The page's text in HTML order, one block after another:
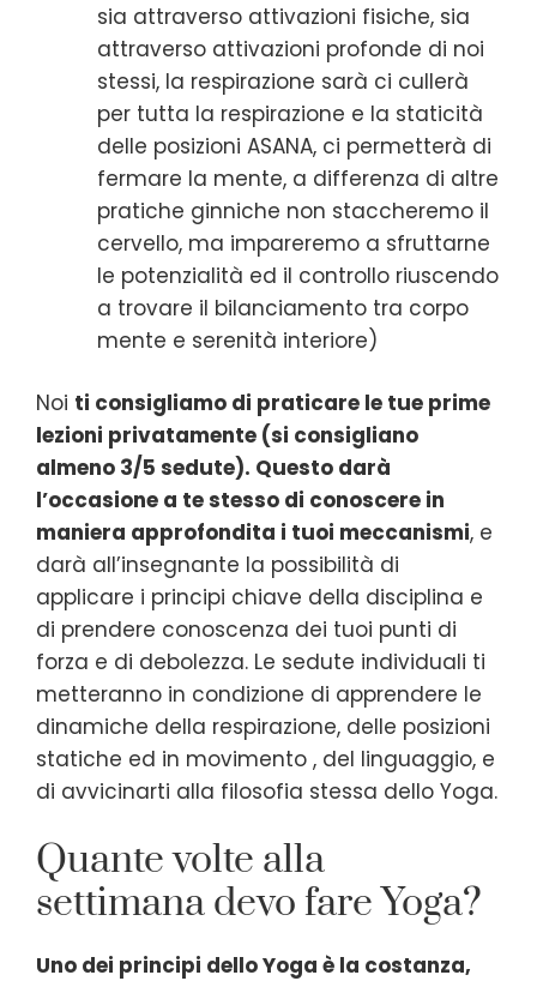
sia attraverso attivazioni fisiche, sia
attraverso attivazioni profonde di noi
stessi, la respirazione sarà ci cullerà
per tutta la respirazione e la staticità
delle posizioni ASANA, ci permetterà di
fermare la mente, a differenza di altre
pratiche ginniche non staccheremo il
cervello, ma impareremo a sfruttarne
le potenzialità ed il controllo riuscendo
a trovare il bilanciamento tra corpo
mente e serenità interiore)
Noi ti consigliamo di praticare le tue prime
lezioni privatamente (si consigliano
almeno 3/5 sedute). Questo darà
l’occasione a te stesso di conoscere in
maniera approfondita i tuoi meccanismi, e
darà all’insegnante la possibilità di
applicare i principi chiave della disciplina e
di prendere conoscenza dei tuoi punti di
forza e di debolezza. Le sedute individuali ti
metteranno in condizione di apprendere le
dinamiche della respirazione, delle posizioni
statiche ed in movimento , del linguaggio, e
di avvicinarti alla filosofia stessa dello Yoga.
Quante volte alla
settimana devo fare Yoga?
Uno dei principi dello Yoga è la costanza,